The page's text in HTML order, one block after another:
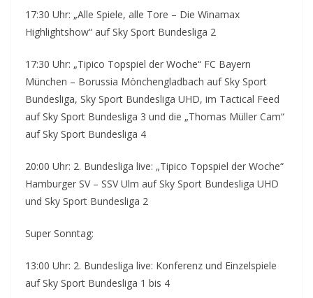
17:30 Uhr: „Alle Spiele, alle Tore – Die Winamax
Highlightshow“ auf Sky Sport Bundesliga 2
17:30 Uhr: „Tipico Topspiel der Woche“ FC Bayern
München – Borussia Mönchengladbach auf Sky Sport
Bundesliga, Sky Sport Bundesliga UHD, im Tactical Feed
auf Sky Sport Bundesliga 3 und die „Thomas Müller Cam“
auf Sky Sport Bundesliga 4
20:00 Uhr: 2. Bundesliga live: „Tipico Topspiel der Woche“
Hamburger SV – SSV Ulm auf Sky Sport Bundesliga UHD
und Sky Sport Bundesliga 2
Super Sonntag:
13:00 Uhr: 2. Bundesliga live: Konferenz und Einzelspiele
auf Sky Sport Bundesliga 1 bis 4